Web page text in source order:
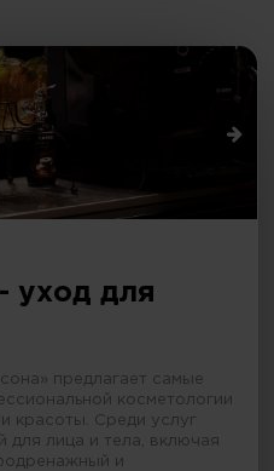
уход для
предлагает самые
косметологии
красоты. Среди услуг
для лица и тела, включая
и